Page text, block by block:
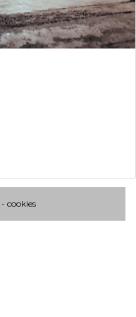
- cookies